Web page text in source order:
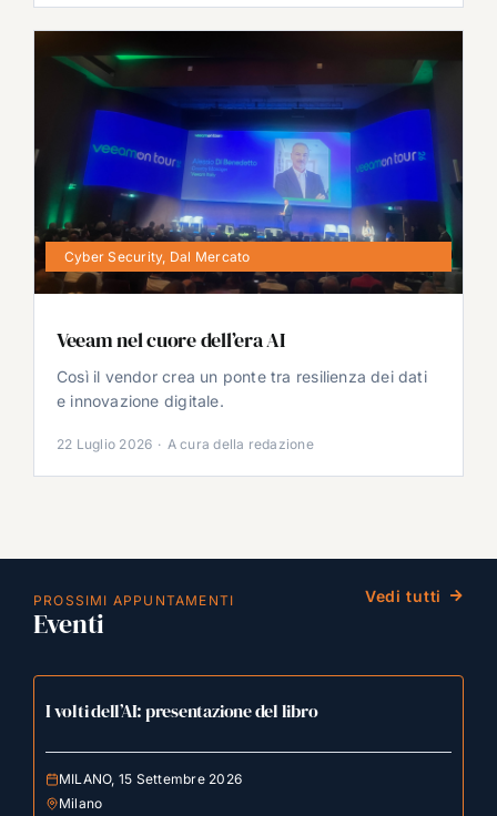
Cyber Security, Dal Mercato
Veeam nel cuore dell’era AI
Così il vendor crea un ponte tra resilienza dei dati
e innovazione digitale.
22 Luglio 2026 · A cura della redazione
PROSSIMI APPUNTAMENTI
Eventi
Vedi tutti
I volti dell’AI: presentazione del libro
MILANO, 15 Settembre 2026
Milano